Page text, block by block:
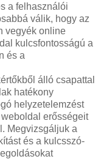
a felhasználói
válik, hogy az
vegyék online
kulcsfontosságú a
és a
álló csapattal
hatékony
helyzetelemzést
erősségeit
Megvizsgáljuk a
és a kulcsszó-